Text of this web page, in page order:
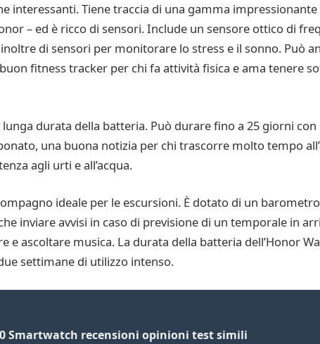
interessanti. Tiene traccia di una gamma
– ed è ricco di sensori. Include un sensore ottico di
di sensori per monitorare lo stress e il sonno. Può
fitness tracker per chi fa attività fisica e ama tenere
durata della batteria. Può durare fino a 25 giorni con
una buona notizia per chi trascorre molto tempo
agli urti e all’acqua.
ideale per le escursioni. È dotato di un
inviare avvisi in caso di previsione di un temporale in
ascoltare musica. La durata della batteria dell’Honor
settimane di utilizzo intenso.
Smartwatch recensioni opinioni test simili